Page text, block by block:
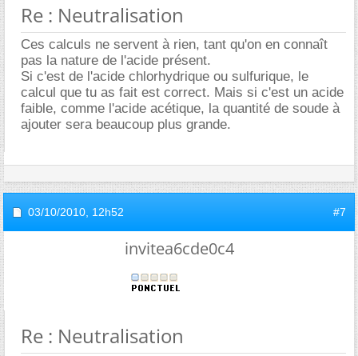
Re : Neutralisation
Ces calculs ne servent à rien, tant qu'on en connaît
pas la nature de l'acide présent.
Si c'est de l'acide chlorhydrique ou sulfurique, le
calcul que tu as fait est correct. Mais si c'est un acide
faible, comme l'acide acétique, la quantité de soude à
ajouter sera beaucoup plus grande.
03/10/2010, 12h52 #7
invitea6cde0c4
Re : Neutralisation